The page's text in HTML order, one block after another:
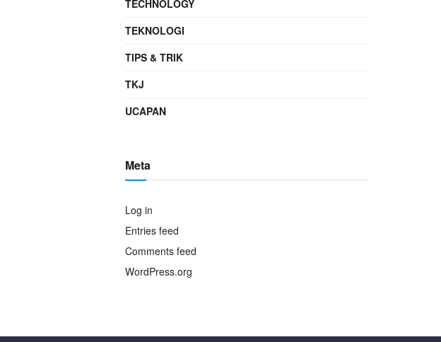
TECHNOLOGY
TEKNOLOGI
TIPS & TRIK
TKJ
UCAPAN
Meta
Log in
Entries feed
Comments feed
WordPress.org